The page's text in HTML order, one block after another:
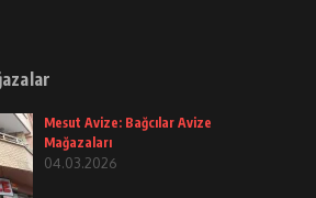
Mesut Avize: Bağcılar Avize
Mağazaları
04.03.2026